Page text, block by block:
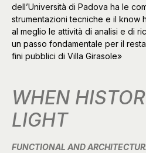
dell’Università di Padova ha le
strumentazioni tecniche e il know
al meglio le attività di analisi e di
un passo fondamentale per il
fini pubblici di Villa Girasole»
WHEN
LIGHT
FUNCTIONAL AND